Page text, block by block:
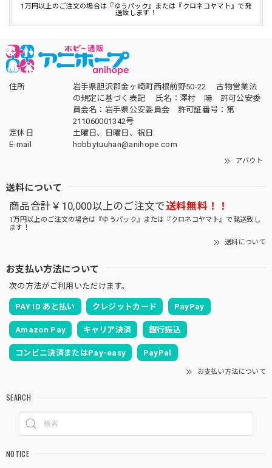
1万円以上のご注文の場合は『ゆうパック』または『クロネコヤマト』で発
送致します！
住所
岩手県胆沢郡金ヶ崎町西根前野50-22 古物営業法
の規定に基づく表記 氏名：澤村 陽 許可公安委
員会名：岩手県公安委員会 許可証番号：第
211060001342号
定休日
土曜日、日曜日、祝日
E-mail
hobbytuuhan@anihope.com
アバウト
送料について
商品合計￥10,000以上のご注文で送料無料！！
1万円以上のご注文の場合は『ゆうパック』または『クロネコヤマト』で発送致し
ます！
送料について
お支払い方法について
次の方法がご利用いただけます。
PAY ID あと払い クレジットカード PayPay
Amazon Pay キャリア決済 銀行振込
コンビニ決済またはPay-easy PayPal
お支払い方法について
SEARCH
NOTICE